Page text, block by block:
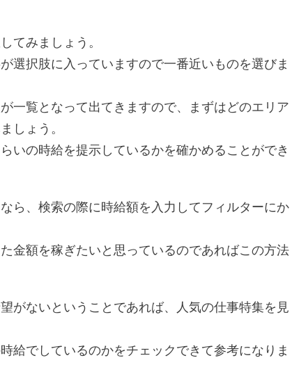
てみましょう。
選択肢に入っていますので一番近いものを選びま
一覧となって出てきますので、まずはどのエリア
しょう。
いの時給を提示しているかを確かめることができ
ら、検索の際に時給額を入力してフィルターにか
金額を稼ぎたいと思っているのであればこの方法
がないということであれば、人気の仕事特集を見
給でしているのかをチェックできて参考になりま